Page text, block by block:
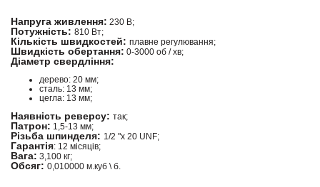
Напруга живлення: 230 В;
Потужність: 810 Вт;
Кількість швидкостей: плавне регулювання;
Швидкість обертання: 0-3000 об / хв;
Діаметр свердління:
дерево: 20 мм;
сталь: 13 мм;
цегла: 13 мм;
Наявність реверсу: так;
Патрон: 1,5-13 мм;
Різьба шпинделя: 1/2 "х 20 UNF;
Гарантія: 12 місяців;
Вага: 3,100 кг;
Обсяг: 0,010000 м.куб \ б.